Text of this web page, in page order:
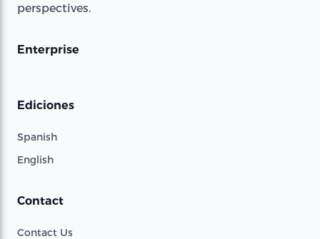
perspectives.
Enterprise
Ediciones
Spanish
English
Contact
Contact Us